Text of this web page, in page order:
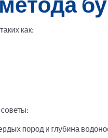
как:
пород и глубина